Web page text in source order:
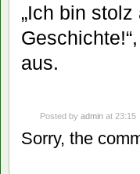
„Ich bin
aus.
Posted by admin at 23:15
Sorry, the